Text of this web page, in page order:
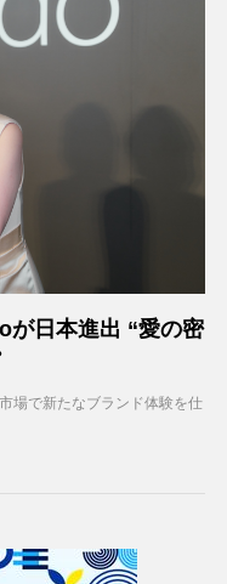
が日本進出 “愛の密
場で新たなブランド体験を仕